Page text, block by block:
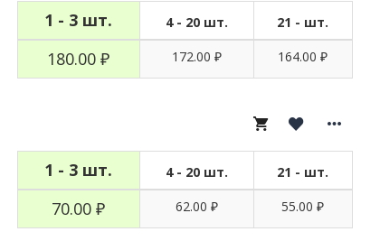
1 - 3 шт. 4 - 20 шт. 21 - шт.
180.00 ₽ 172.00 ₽ 164.00 ₽
1 - 3 шт. 4 - 20 шт. 21 - шт.
70.00 ₽ 62.00 ₽ 55.00 ₽